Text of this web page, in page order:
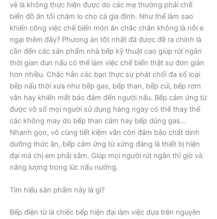
vẻ là không thực hiện được do các mẹ thường phải chế
biến đồ ăn tối chăm lo cho cả gia đình. Như thế làm sao
khiến công việc chế biến món ăn chắc chắn không là nỗi e
ngại thêm đây? Phương án tốt nhất đã được đề ra chính là
cần đến các sản phẩm nhà bếp kỹ thuật cao giúp rút ngắn
thời gian đun nấu có thể làm việc chế biến thật sự đơn giản
hơn nhiều. Chắc hẳn các bạn thực sự phát chối đa số loại
bếp nấu thời xưa như bếp gas, bếp than, bếp củi, bếp rơm
vẫn hay khiến mất bảo đảm đến người nấu. Bếp cảm ứng từ
được vô số mọi người sử dụng hàng ngày có thể thay thế
các không may do bếp than cám hay bếp dùng gas…
Nhanh gọn, vô cùng tiết kiệm vẫn còn đảm bảo chất dinh
dưỡng thức ăn, bếp cảm ứng từ xứng đáng là thiết bị hiện
đại mà chị em phải sắm. Giúp mọi người rút ngắn thì giờ và
năng lượng trong lúc nấu nướng.
Tìm hiểu sản phẩm này là gì?
Bếp điện từ là chiếc bếp hiện đại làm việc dựa trên nguyên